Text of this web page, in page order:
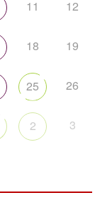
11 12
18 19
25 26
2 3